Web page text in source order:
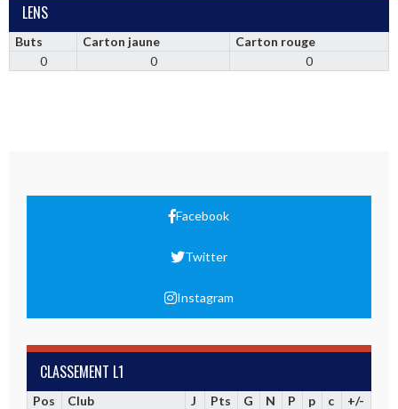
LENS
Buts Carton jaune
Carton rouge
0
0 0
Facebook
Twitter
Instagram
CLASSEMENT L1
Pos Club J Pts G N P p c
+/-